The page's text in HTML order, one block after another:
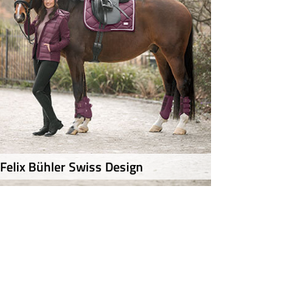
Felix Bühler Swiss Design